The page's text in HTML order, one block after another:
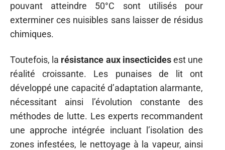
pouvant atteindre 50°C sont utilisés pour
exterminer ces nuisibles sans laisser de résidus
chimiques.
Toutefois, la résistance aux insecticidesest une
réalité croissante. Les punaises de lit ont
développé une capacité d’adaptation alarmante,
nécessitant ainsi l’évolution constante des
méthodes de lutte. Les experts recommandent
une approche intégrée incluant l’isolation des
zones infestées, le nettoyage à la vapeur, ainsi